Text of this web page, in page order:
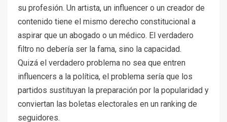
su profesión. Un artista, un influencer o un creador de
contenido tiene el mismo derecho constitucional a
aspirar que un abogado o un médico. El verdadero
filtro no debería ser la fama, sino la capacidad.
Quizá el verdadero problema no sea que entren
influencers a la política, el problema sería que los
partidos sustituyan la preparación por la popularidad y
conviertan las boletas electorales en un ranking de
seguidores.